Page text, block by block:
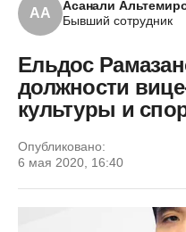
АА
Асанали
Бывший сотрудник
Ельдос
должности
культуры и
Опубликовано:
6 мая 2020, 16:40